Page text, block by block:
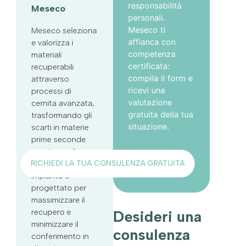
Meseco
Meseco seleziona
e valorizza i
materiali
recuperabili
attraverso
processi di
cernita avanzata,
trasformando gli
scarti in materie
prime seconde
pronte per il
mercato. Il nostro
impianto è
progettato per
massimizzare il
recupero e
minimizzare il
conferimento in
responsabilità
personali.
Meseco ti
affianca con
competenza
certificata:
compila il form e
ricevi una
valutazione
gratuita della tua
situazione.
RICHIEDI LA TUA CONSULENZA GRATUITA
Desideri una
consulenza